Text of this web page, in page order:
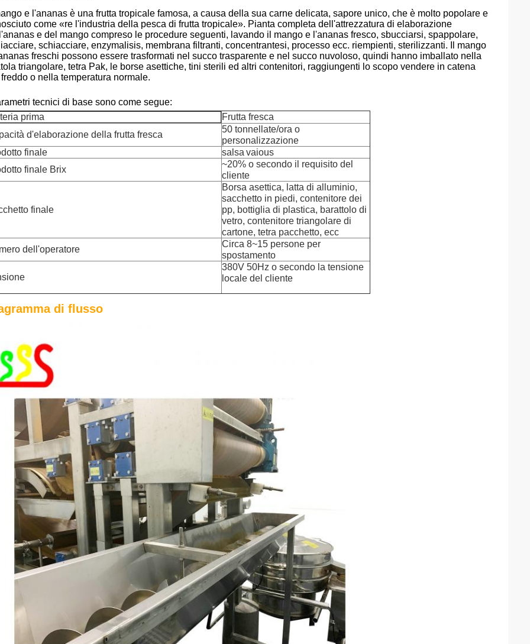
e l'ananas è una frutta tropicale famosa, a causa della sua carne delicata, sapore unico, che è molto popolare e
come «re l'industria della pesca di frutta tropicale». Pianta completa dell'attrezzatura di elaborazione
e del mango compreso le procedure seguenti, lavando il mango e l'ananas fresco, sbucciarsi, spappolare,
schiacciare, enzymalisis, membrana filtranti, concentrantesi, processo ecc. riempienti, sterilizzanti. Il mango
freschi possono essere trasformati nel succo trasparente e nel succo nuvoloso, quindi hanno imballato nella
triangolare, tetra Pak, le borse asettiche, tini sterili ed altri contenitori, raggiungenti lo scopo vendere in catena
o nella temperatura normale.
tecnici di base sono come segue:
prima
Frutta fresca
d'elaborazione della frutta fresca
50 tonnellate/ora o
personalizzazione
finale
salsa vaious
finale Brix
~20% o secondo il requisito del
cliente
finale
Borsa asettica, latta di alluminio,
sacchetto in piedi, contenitore dei
pp, bottiglia di plastica, barattolo di
vetro, contenitore triangolare di
cartone, tetra pacchetto, ecc
dell'operatore
Circa 8~15 persone per
spostamento
380V 50Hz o secondo la tensione
locale del cliente
di flusso